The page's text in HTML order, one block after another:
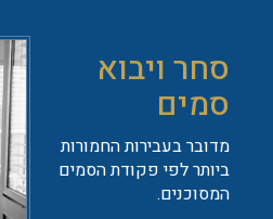
סחר ויבוא
סמים
מדובר בעבירות החמורות
ביותר לפי פקודת הסמים
המסוכנים.